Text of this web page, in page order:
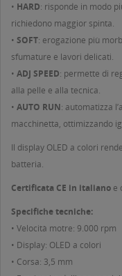
• HARD: risponde in modo
richiedono maggior spinta.
• SOFT: erogazione più
sfumature e lavori delicati.
• ADJ SPEED: permette di
alla pelle e alla tecnica.
• AUTO RUN: automatizza
macchinetta, ottimizzando
Il display OLED a colori
batteria.
Certificata CE in italiano e
Specifiche tecniche:
• Velocità motre: 9.000 rpm
• Display: OLED a colori
• Corsa: 3,5 mm